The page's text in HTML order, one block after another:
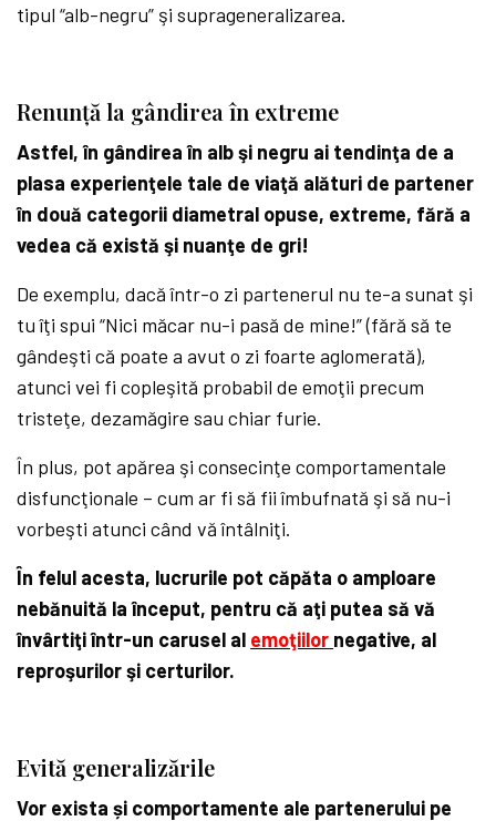
tipul “alb-negru” şi suprageneralizarea.
Renunță la gândirea în extreme
Astfel, în gândirea în alb şi negru ai tendinţa de a
plasa experienţele tale de viaţă alături de partener
în două categorii diametral opuse, extreme, fără a
vedea că există şi nuanţe de gri!
De exemplu, dacă într-o zi partenerul nu te-a sunat şi
tu îţi spui “Nici măcar nu-i pasă de mine!” (fără să te
gândeşti că poate a avut o zi foarte aglomerată),
atunci vei fi copleşită probabil de emoţii precum
tristeţe, dezamăgire sau chiar furie.
În plus, pot apărea şi consecinţe comportamentale
disfuncţionale – cum ar fi să fii îmbufnată şi să nu-i
vorbeşti atunci când vă întâlniţi.
În felul acesta, lucrurile pot căpăta o amploare
nebănuită la început, pentru că aţi putea să vă
învârtiţi într-un carusel al emoţiilor negative, al
reproşurilor şi certurilor.
Evită generalizările
Vor exista și comportamente ale partenerului pe